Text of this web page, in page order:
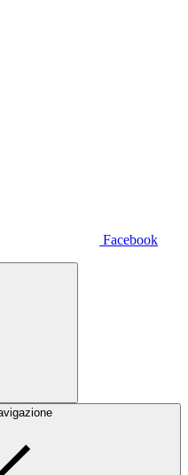
Facebook